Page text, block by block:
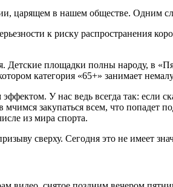
царящем в нашем обществе. Одним
к риску распространения
Детские площадки полны народу, в
категория «65+» занимает
У нас ведь всегда так: если
закупаться всем, что попадет
из мира спорта.
сверху. Сегодня это не имеет